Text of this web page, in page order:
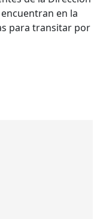
en la
para transitar por